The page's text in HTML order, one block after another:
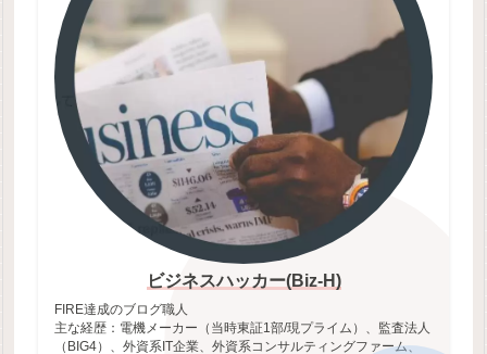
ビジネスハッカー(Biz-H)
FIRE達成のブログ職人
主な経歴：電機メーカー（当時東証1部/現プライム）、監査法人
（BIG4）、外資系IT企業、外資系コンサルティングファーム、